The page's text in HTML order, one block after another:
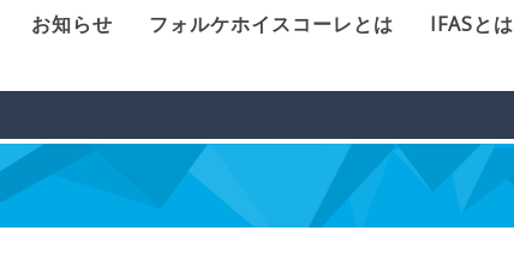
お知らせ フォルケホイスコーレとは IFASとは